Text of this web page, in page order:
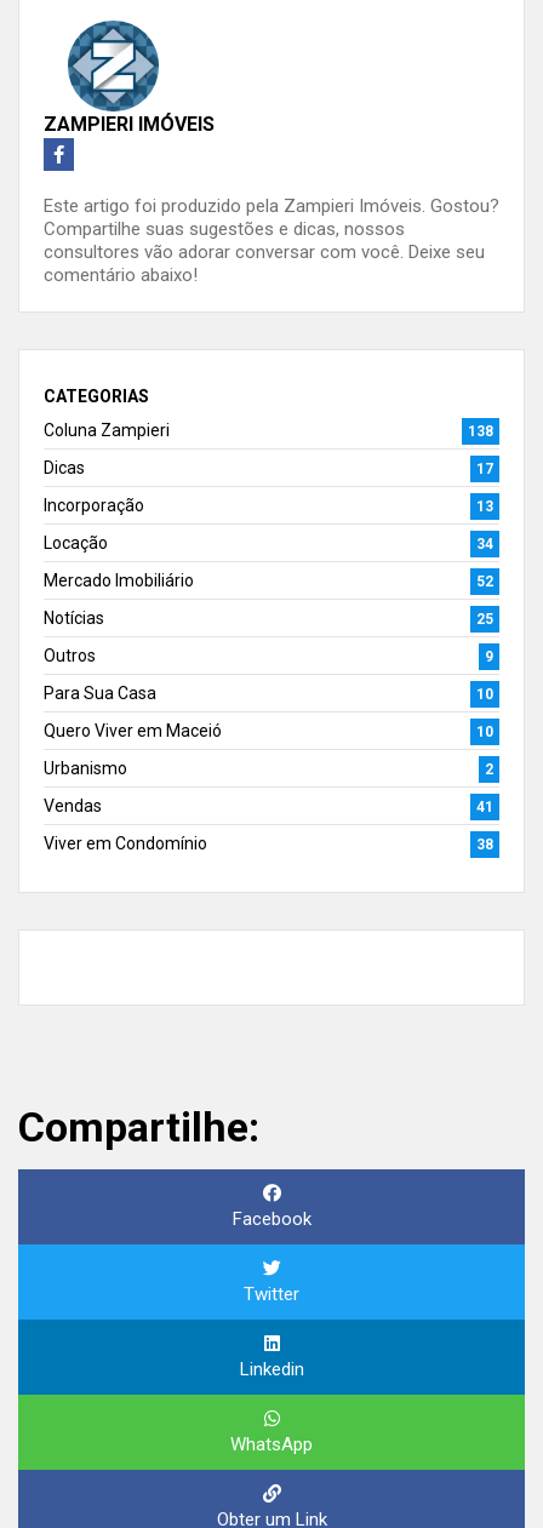
ZAMPIERI IMÓVEIS
Este artigo foi produzido pela Zampieri Imóveis. Gostou?
Compartilhe suas sugestões e dicas, nossos
consultores vão adorar conversar com você. Deixe seu
comentário abaixo!
CATEGORIAS
Coluna Zampieri
138
Dicas 17
Incorporação 13
Locação 34
Mercado Imobiliário 52
Notícias 25
Outros 9
Para Sua Casa 10
Quero Viver em Maceió 10
Urbanismo 2
Vendas 41
Viver em Condomínio 38
Compartilhe:
Facebook
Twitter
Linkedin
WhatsApp
Obter um Link